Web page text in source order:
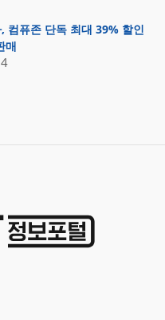
컴퓨존 단독 최대 39% 할인
매